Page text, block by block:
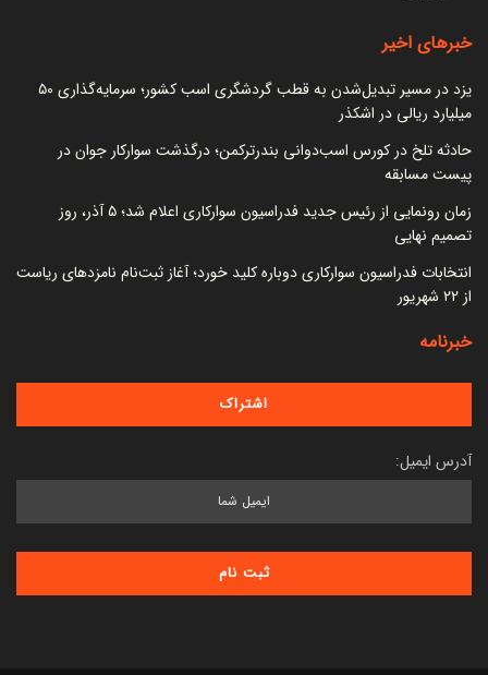
خبرهای اخیر
یزد در مسیر تبدیل‌شدن به قطب گردشگری اسب کشور؛ سرمایه‌گذاری ۵۰
میلیارد ریالی در اشکذر
حادثه تلخ در کورس اسب‌دوانی بندرترکمن؛ درگذشت سوارکار جوان در
پیست مسابقه
زمان رونمایی از رئیس جدید فدراسیون سوارکاری اعلام شد؛ ۵ آذر، روز
تصمیم نهایی
انتخابات فدراسیون سوارکاری دوباره کلید خورد؛ آغاز ثبت‌نام نامزدهای ریاست
از ۲۲ شهریور
خبرنامه
آدرس ایمیل: